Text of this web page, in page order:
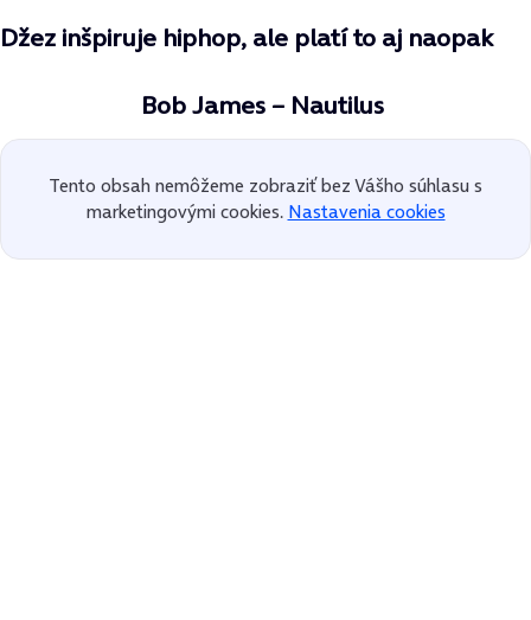
Džez inšpiruje hiphop, ale platí to aj naopak
Bob James – Nautilus
Tento obsah nemôžeme zobraziť bez Vášho súhlasu s
marketingovými cookies. Nastavenia cookies